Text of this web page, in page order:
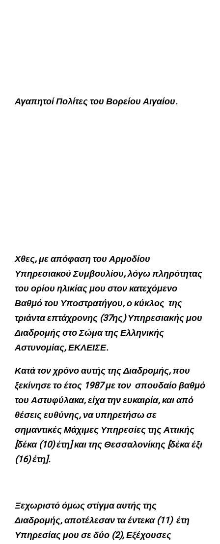
Αγαπητοί Πολίτες του Βορείου Αιγαίου.
Χθες, με απόφαση του Αρμοδίου
Υπηρεσιακού Συμβουλίου, λόγω πληρότητας
του ορίου ηλικίας μου στον κατεχόμενο
Βαθμό του Υποστρατήγου, ο κύκλος της
τριάντα επτάχρονης (37ης) Υπηρεσιακής μου
Διαδρομής στο Σώμα της Ελληνικής
Αστυνομίας, ΕΚΛΕΙΣΕ.
Κατά τον χρόνο αυτής της Διαδρομής, που
ξεκίνησε το έτος 1987 με τον σπουδαίο βαθμό
του Αστυφύλακα, είχα την ευκαιρία, και από
θέσεις ευθύνης, να υπηρετήσω σε
σημαντικές Μάχιμες Υπηρεσίες της Αττικής
[δέκα (10) έτη] και της Θεσσαλονίκης [δέκα έξι
(16) έτη].
Ξεχωριστό όμως στίγμα αυτής της
Διαδρομής, αποτέλεσαν τα έντεκα (11) έτη
Υπηρεσίας μου σε δύο (2), Εξέχουσες